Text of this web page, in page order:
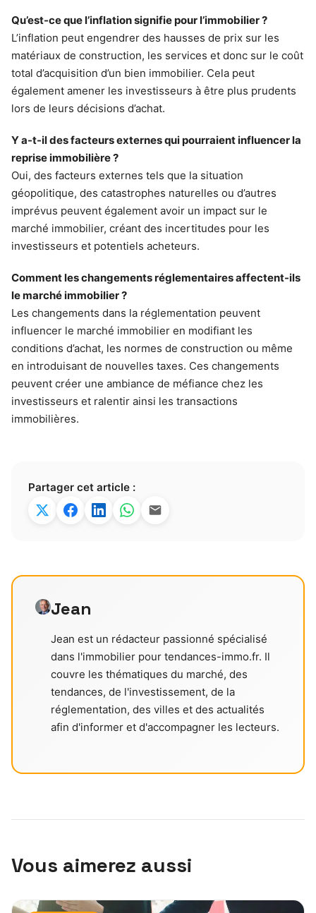
Qu’est-ce que l’inflation signifie pour l’immobilier ?
L’inflation peut engendrer des hausses de prix sur les
matériaux de construction, les services et donc sur le coût
total d’acquisition d’un bien immobilier. Cela peut
également amener les investisseurs à être plus prudents
lors de leurs décisions d’achat.
Y a-t-il des facteurs externes qui pourraient influencer la
reprise immobilière ?
Oui, des facteurs externes tels que la situation
géopolitique, des catastrophes naturelles ou d’autres
imprévus peuvent également avoir un impact sur le
marché immobilier, créant des incertitudes pour les
investisseurs et potentiels acheteurs.
Comment les changements réglementaires affectent-ils
le marché immobilier ?
Les changements dans la réglementation peuvent
influencer le marché immobilier en modifiant les
conditions d’achat, les normes de construction ou même
en introduisant de nouvelles taxes. Ces changements
peuvent créer une ambiance de méfiance chez les
investisseurs et ralentir ainsi les transactions
immobilières.
Partager cet article :
Jean
Jean est un rédacteur passionné spécialisé
dans l'immobilier pour tendances-immo.fr. Il
couvre les thématiques du marché, des
tendances, de l'investissement, de la
réglementation, des villes et des actualités
afin d'informer et d'accompagner les lecteurs.
Vous aimerez aussi